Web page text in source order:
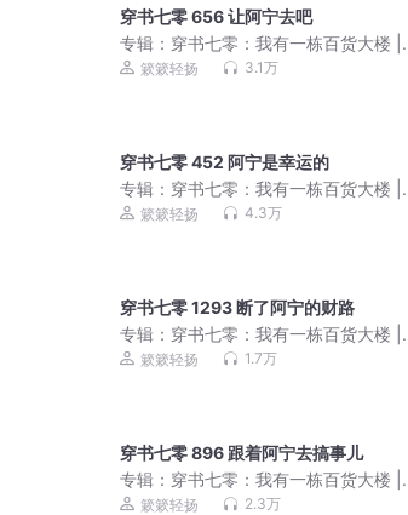
穿书七零 656 让阿宁去吧
专辑： 穿书七零：我有一栋百货大楼 |
簌簌轻扬丨年代团宠
簌簌轻扬 3.1万
穿书七零 452 阿宁是幸运的
专辑： 穿书七零：我有一栋百货大楼 |
簌簌轻扬丨年代团宠
簌簌轻扬 4.3万
穿书七零 1293 断了阿宁的财路
专辑： 穿书七零：我有一栋百货大楼 |
簌簌轻扬丨年代团宠
簌簌轻扬 1.7万
穿书七零 896 跟着阿宁去搞事儿
专辑： 穿书七零：我有一栋百货大楼 |
簌簌轻扬丨年代团宠
簌簌轻扬 2.3万